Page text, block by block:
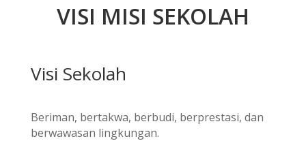
VISI MISI SEKOLAH
Visi Sekolah
Beriman, bertakwa, berbudi, berprestasi, dan
berwawasan lingkungan.